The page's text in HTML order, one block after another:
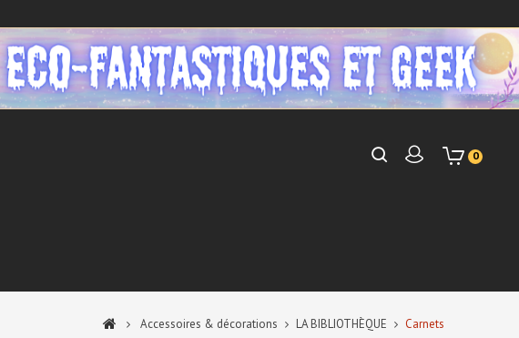
0
Accessoires & décorations LA BIBLIOTHÈQUE Carnets